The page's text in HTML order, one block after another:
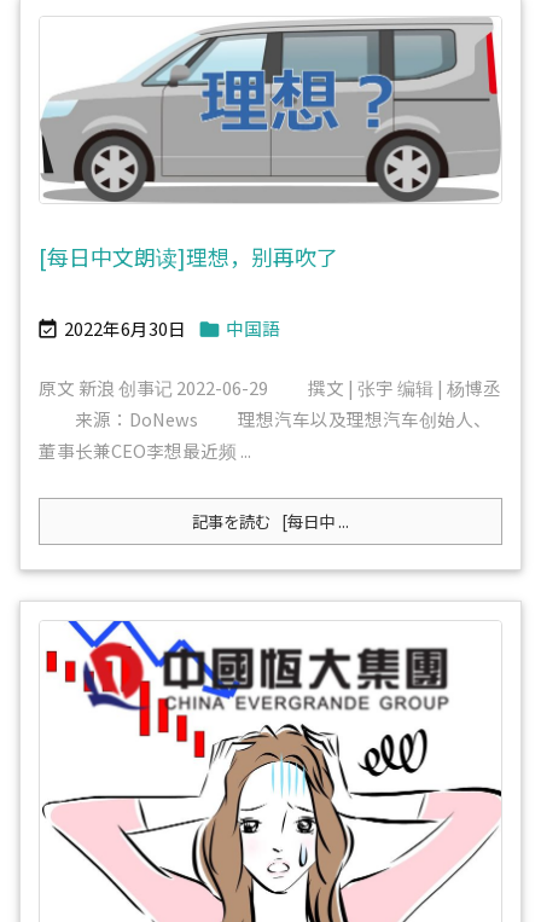
[每日中文朗读]理想，别再吹了
 2022年6月30日  中国語
原文 新浪 创事记 2022-06-29 撰文 | 张宇 编辑 | 杨博丞
来源：DoNews 理想汽车以及理想汽车创始人、
董事长兼CEO李想最近频 ...
記事を読む [每日中 ...